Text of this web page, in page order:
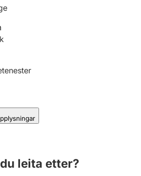
leita etter?